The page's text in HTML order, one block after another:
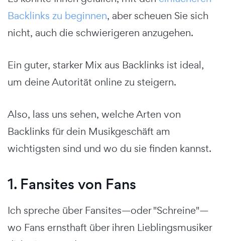
Backlinks zu beginnen, aber scheuen Sie sich
nicht, auch die schwierigeren anzugehen.
Ein guter, starker Mix aus Backlinks ist ideal,
um deine Autorität online zu steigern.
Also, lass uns sehen, welche Arten von
Backlinks für dein Musikgeschäft am
wichtigsten sind und wo du sie finden kannst.
1. Fansites von Fans
Ich spreche über Fansites—oder "Schreine"—
wo Fans ernsthaft über ihren Lieblingsmusiker